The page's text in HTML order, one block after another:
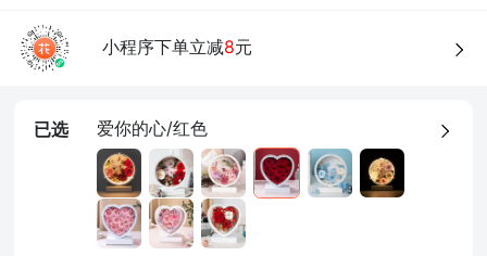
小程序下单立减8元
已选 爱你的心/红色